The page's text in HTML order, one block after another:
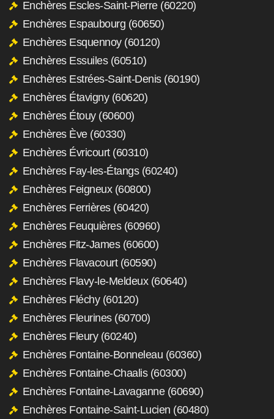
Enchères Escles-Saint-Pierre (60220)
Enchères Espaubourg (60650)
Enchères Esquennoy (60120)
Enchères Essuiles (60510)
Enchères Estrées-Saint-Denis (60190)
Enchères Étavigny (60620)
Enchères Étouy (60600)
Enchères Ève (60330)
Enchères Évricourt (60310)
Enchères Fay-les-Étangs (60240)
Enchères Feigneux (60800)
Enchères Ferrières (60420)
Enchères Feuquières (60960)
Enchères Fitz-James (60600)
Enchères Flavacourt (60590)
Enchères Flavy-le-Meldeux (60640)
Enchères Fléchy (60120)
Enchères Fleurines (60700)
Enchères Fleury (60240)
Enchères Fontaine-Bonneleau (60360)
Enchères Fontaine-Chaalis (60300)
Enchères Fontaine-Lavaganne (60690)
Enchères Fontaine-Saint-Lucien (60480)